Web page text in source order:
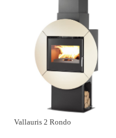
Vallauris 2 Rondo